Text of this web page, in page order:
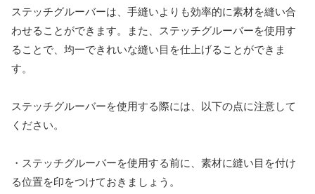
ステッチグルーバーは、手縫いよりも効率的に素材を縫い合
わせることができます。また、ステッチグルーバーを使用す
ることで、均一できれいな縫い目を仕上げることができま
す。
ステッチグルーバーを使用する際には、以下の点に注意して
ください。
・ステッチグルーバーを使用する前に、素材に縫い目を付け
る位置を印をつけておきましょう。